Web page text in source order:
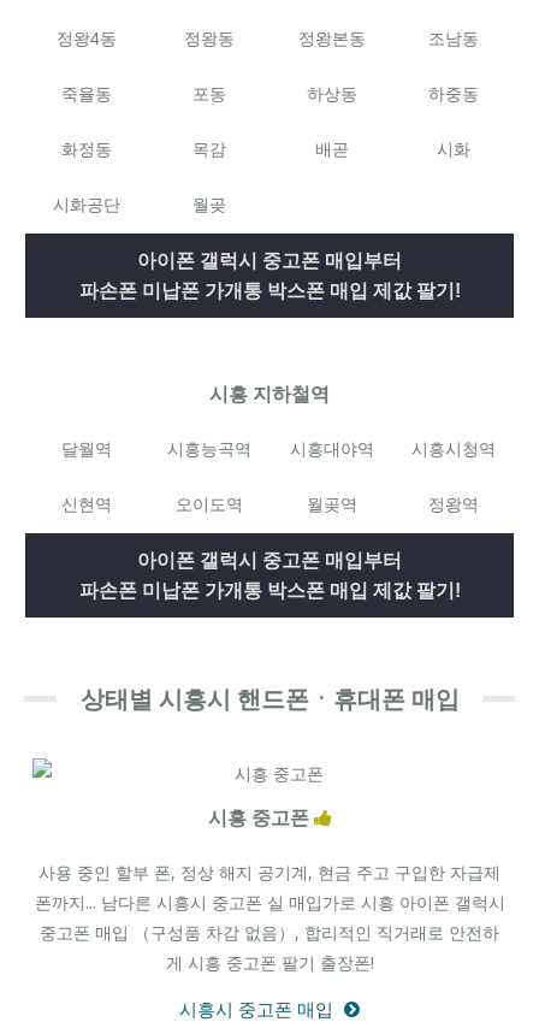
정왕4동 정왕동 정왕본동 조남동
죽율동 포동 하상동 하중동
화정동 목감 배곧 시화
시화공단 월곶
아이폰 갤럭시 중고폰 매입부터
파손폰 미납폰 가개통 박스폰 매입 제값 팔기!
시흥 지하철역
달월역 시흥능곡역 시흥대야역 시흥시청역
신현역 오이도역 월곶역 정왕역
아이폰 갤럭시 중고폰 매입부터
파손폰 미납폰 가개통 박스폰 매입 제값 팔기!
상태별 시흥시 핸드폰ㆍ휴대폰 매입
시흥 중고폰
사용 중인 할부 폰, 정상 해지 공기계, 현금 주고 구입한 자급제
폰까지... 남다른 시흥시 중고폰 실 매입가로 시흥 아이폰 갤럭시
중고폰 매입 （구성품 차감 없음）, 합리적인 직거래로 안전하
게 시흥 중고폰 팔기 출장폰!
시흥시 중고폰 매입